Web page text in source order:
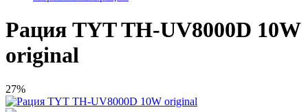
Рация TYT TH-UV8000D 10W
original
27%